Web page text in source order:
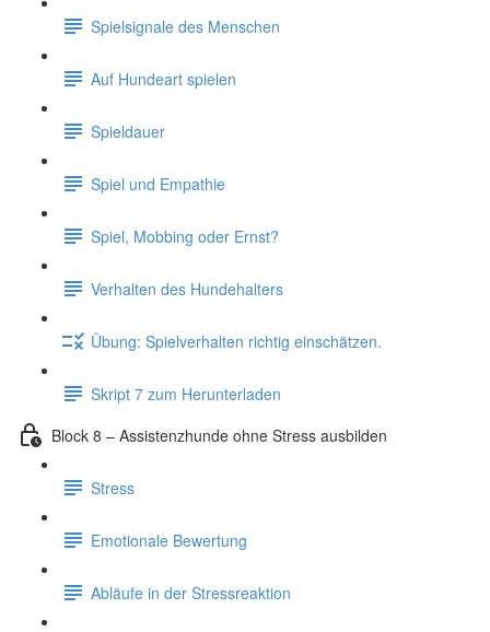
Spielsignale des Menschen
Auf Hundeart spielen
Spieldauer
Spiel und Empathie
Spiel, Mobbing oder Ernst?
Verhalten des Hundehalters
Übung: Spielverhalten richtig einschätzen.
Skript 7 zum Herunterladen
Block 8 – Assistenzhunde ohne Stress ausbilden
Stress
Emotionale Bewertung
Abläufe in der Stressreaktion